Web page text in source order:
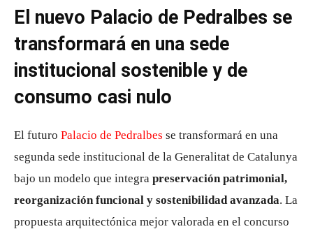
El nuevo Palacio de Pedralbes se
transformará en una sede
institucional sostenible y de
consumo casi nulo
El futuro Palacio de Pedralbes se transformará en una
segunda sede institucional de la Generalitat de Catalunya
bajo un modelo que integra preservación patrimonial,
reorganización funcional y sostenibilidad avanzada. La
propuesta arquitectónica mejor valorada en el concurso